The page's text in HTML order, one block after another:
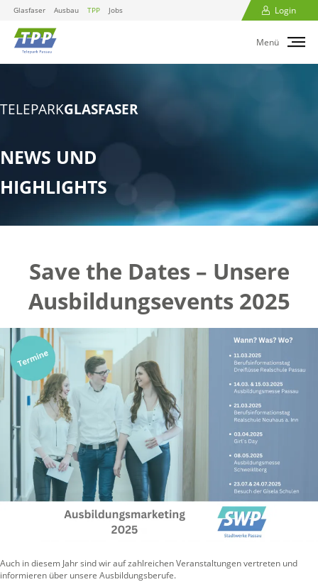
Glasfaser Ausbau TPP Jobs Login
Menü
TELEPARKGLASFASER
NEWS UND
HIGHLIGHTS
Save the Dates – Unsere
Ausbildungsevents 2025
Auch in diesem Jahr sind wir auf zahlreichen Veranstaltungen vertreten und
informieren über unsere Ausbildungsberufe.